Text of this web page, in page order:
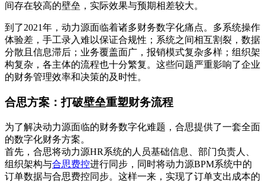
间存在较高的壁垒，实际效果与预期相差较大。
到了2021年，动力源面临着诸多财务数字化痛点。多系统操作
体验差，手工录入难以保证合规性；系统之间相互割裂，数据
分散且信息滞后；业务覆盖面广，报销模式复杂多样；组织架
构复杂，各主体的流程也十分繁复。这些问题严重影响了企业
的财务管理效率和决策的及时性。
合思方案：打破壁垒重塑财务流程
为了解决动力源面临的财务数字化难题，合思提供了一套全面
的数字化财务方案。
首先，合思将动力源HR系统的人员基础信息、部门负责人、
组织架构与合思费控进行同步，同时将动力源BPM系统中的
订单数据与合思费控同步。这样一来，实现了订单支出成本的